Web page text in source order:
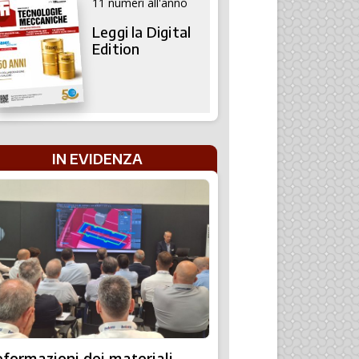
Leggi la Digital
Edition
IN EVIDENZA